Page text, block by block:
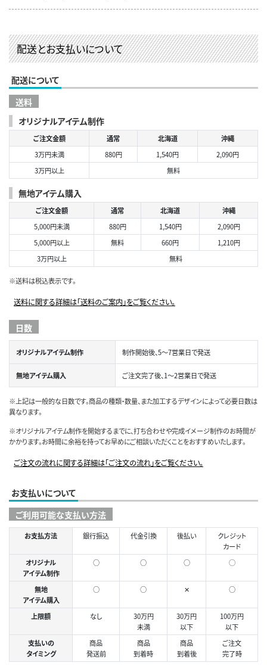
配送とお支払いについて
配送について
送料
オリジナルアイテム制作
ご注文金額 通常 北海道
沖縄
3万円未満
880円 1,540円
2,090円
3万円以上
無料
無地アイテム購入
ご注文金額 通常 北海道
沖縄
5,000円未満
880円 1,540円
2,090円
5,000円以上
無料 660円
1,210円
3万円以上
無料
※送料は税込表示です。
送料に関する詳細は「送料のご案内」をご覧ください。
日数
オリジナルアイテム制作 制作開始後、5～7営業日で発送
無地アイテム購入 ご注文完了後、1～2営業日で発送
※上記は一般的な日数です。商品の種類・数量、また加工するデザインによって必要日数は
異なります。
※オリジナルアイテム制作を開始するまでに、打ち合わせや完成イメージ制作のお時間が
かかります。お時間に余裕を持ってお早めにご相談いただくことをおすすめいたします。
ご注文の流れに関する詳細は「ご注文の流れ」をご覧ください。
お支払いについて
ご利用可能な支払い方法
お支払方法 銀行振込 代金引換 後払い
クレジット
カード
オリジナル
アイテム制作
○ ○ ○ ◯
無地
アイテム購入
○ ○ ✕ ○
上限額 なし
30万円
未満
30万円
以下
100万円
以下
支払いの
タイミング
商品
発送前
商品
到着時
商品
到着後
ご注文
完了時